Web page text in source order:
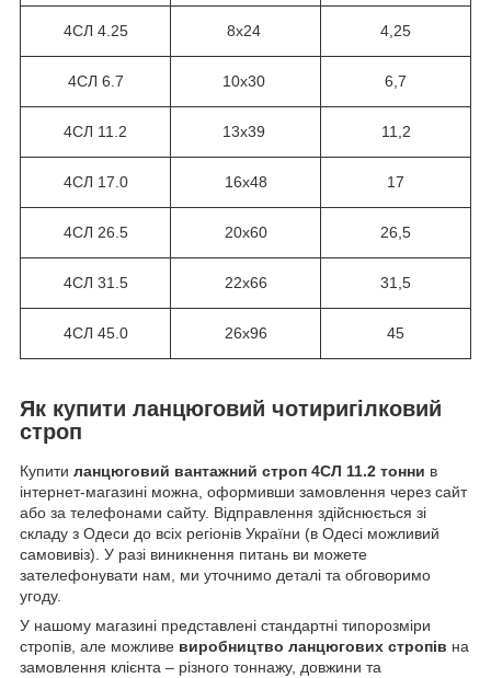
4СЛ 4.25 8х24 4,25
4СЛ 6.7 10х30 6,7
4СЛ 11.2 13х39 11,2
4СЛ 17.0 16х48 17
4СЛ 26.5 20х60 26,5
4СЛ 31.5 22х66 31,5
4СЛ 45.0 26х96 45
Як купити ланцюговий чотиригілковий
строп
Купити ланцюговий вантажний строп 4СЛ 11.2 тонни в
інтернет-магазині можна, оформивши замовлення через сайт
або за телефонами сайту. Відправлення здійснюється зі
складу з Одеси до всіх регіонів України (в Одесі можливий
самовивіз). У разі виникнення питань ви можете
зателефонувати нам, ми уточнимо деталі та обговоримо
угоду.
У нашому магазині представлені стандартні типорозміри
стропів, але можливе виробництво ланцюгових стропів на
замовлення клієнта – різного тоннажу, довжини та